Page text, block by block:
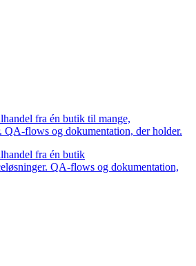
fra én butik til mange,
QA-flows og dokumentation, der holder.
fra én butik
QA-flows og dokumentation,